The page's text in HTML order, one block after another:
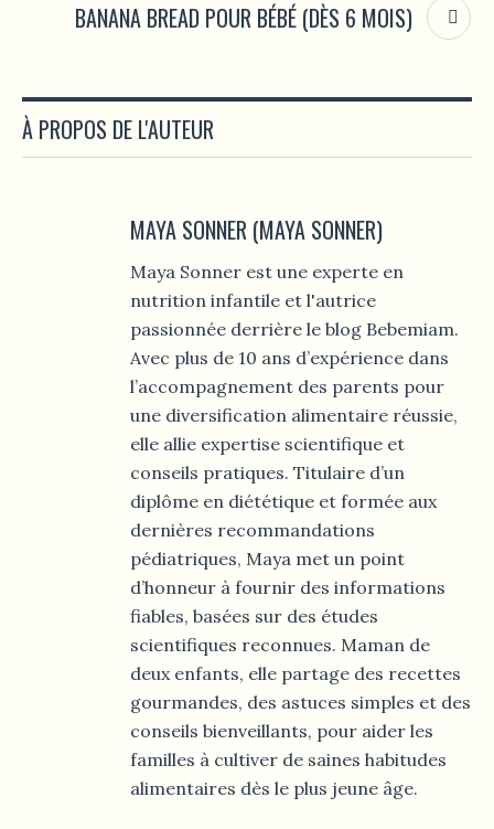
BANANA BREAD POUR BÉBÉ (DÈS 6 MOIS)
À PROPOS DE L'AUTEUR
MAYA SONNER (MAYA SONNER)
Maya Sonner est une experte en
nutrition infantile et l'autrice
passionnée derrière le blog Bebemiam.
Avec plus de 10 ans d’expérience dans
l’accompagnement des parents pour
une diversification alimentaire réussie,
elle allie expertise scientifique et
conseils pratiques. Titulaire d’un
diplôme en diététique et formée aux
dernières recommandations
pédiatriques, Maya met un point
d’honneur à fournir des informations
fiables, basées sur des études
scientifiques reconnues. Maman de
deux enfants, elle partage des recettes
gourmandes, des astuces simples et des
conseils bienveillants, pour aider les
familles à cultiver de saines habitudes
alimentaires dès le plus jeune âge.